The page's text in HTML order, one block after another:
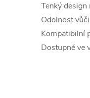
Tenký
Odolnost
Kompatibilní
Dostupné ve